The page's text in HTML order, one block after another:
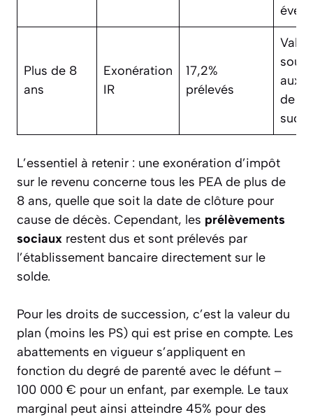
Plus de 8
ans
Exonération
IR
17,2%
prélevés
aux
de
L’essentiel à retenir : une exonération d’impôt
sur le revenu concerne tous les PEA de plus de
8 ans, quelle que soit la date de clôture pour
cause de décès. Cependant, les prélèvements
sociaux restent dus et sont prélevés par
l’établissement bancaire directement sur le
solde.
Pour les droits de succession, c’est la valeur du
plan (moins les PS) qui est prise en compte. Les
abattements en vigueur s’appliquent en
fonction du degré de parenté avec le défunt –
100 000 € pour un enfant, par exemple. Le taux
marginal peut ainsi atteindre 45% pour des